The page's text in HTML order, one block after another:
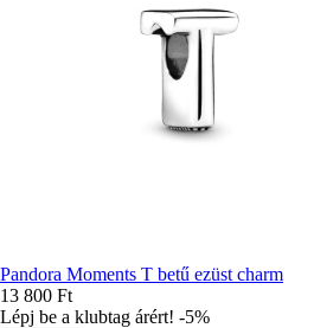
Pandora Moments T betű ezüst charm
13 800 Ft
Lépj be a klubtag árért! -5%